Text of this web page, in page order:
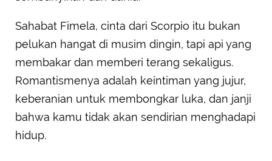
Sahabat Fimela, cinta dari Scorpio itu bukan
pelukan hangat di musim dingin, tapi api yang
membakar dan memberi terang sekaligus.
Romantismenya adalah keintiman yang jujur,
keberanian untuk membongkar luka, dan janji
bahwa kamu tidak akan sendirian menghadapi
hidup.